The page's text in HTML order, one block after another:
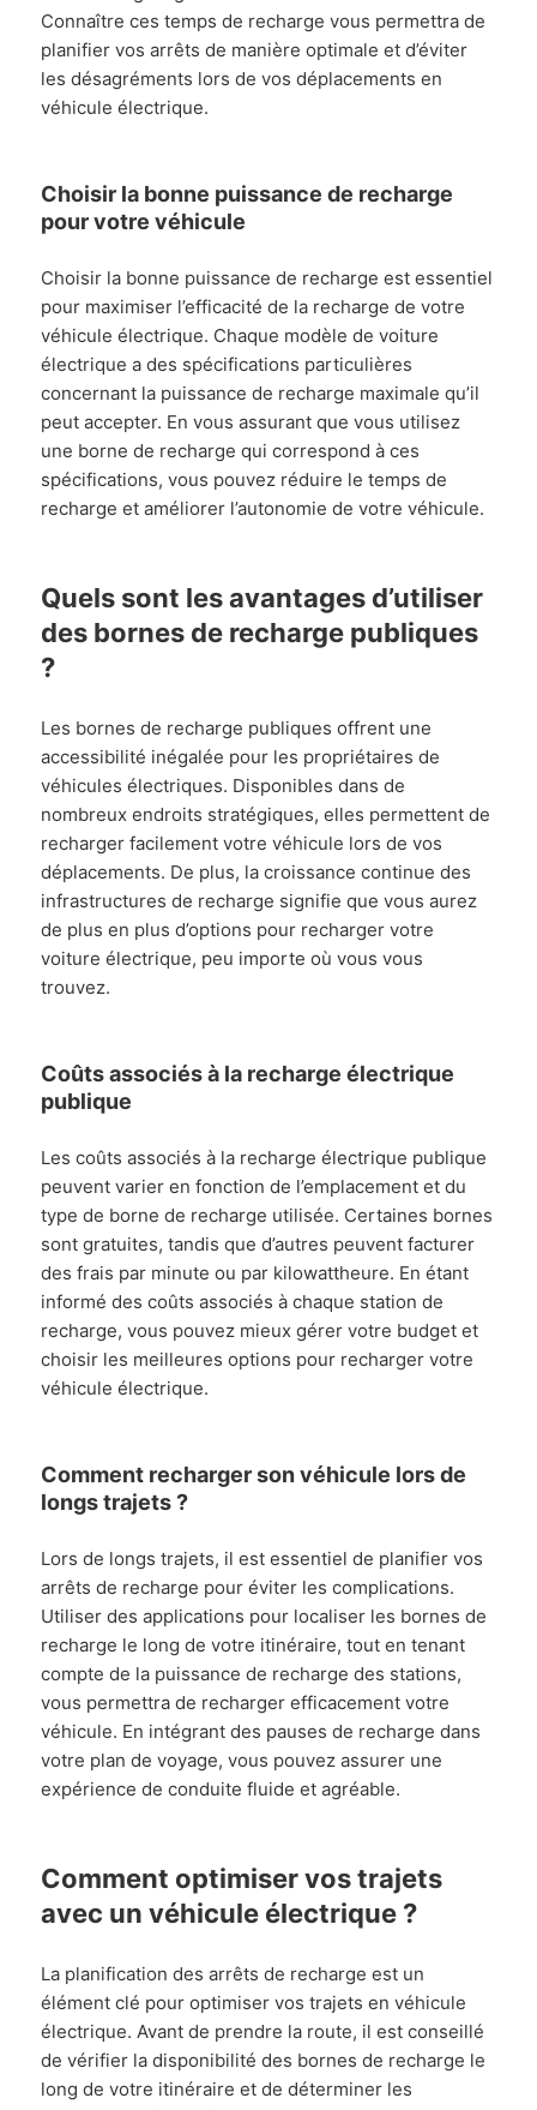
Connaître ces temps de recharge vous permettra de
planifier vos arrêts de manière optimale et d’éviter
les désagréments lors de vos déplacements en
véhicule électrique.
Choisir la bonne puissance de recharge
pour votre véhicule
Choisir la bonne puissance de recharge est essentiel
pour maximiser l’efficacité de la recharge de votre
véhicule électrique. Chaque modèle de voiture
électrique a des spécifications particulières
concernant la puissance de recharge maximale qu’il
peut accepter. En vous assurant que vous utilisez
une borne de recharge qui correspond à ces
spécifications, vous pouvez réduire le temps de
recharge et améliorer l’autonomie de votre véhicule.
Quels sont les avantages d’utiliser
des bornes de recharge publiques
?
Les bornes de recharge publiques offrent une
accessibilité inégalée pour les propriétaires de
véhicules électriques. Disponibles dans de
nombreux endroits stratégiques, elles permettent de
recharger facilement votre véhicule lors de vos
déplacements. De plus, la croissance continue des
infrastructures de recharge signifie que vous aurez
de plus en plus d’options pour recharger votre
voiture électrique, peu importe où vous vous
trouvez.
Coûts associés à la recharge électrique
publique
Les coûts associés à la recharge électrique publique
peuvent varier en fonction de l’emplacement et du
type de borne de recharge utilisée. Certaines bornes
sont gratuites, tandis que d’autres peuvent facturer
des frais par minute ou par kilowattheure. En étant
informé des coûts associés à chaque station de
recharge, vous pouvez mieux gérer votre budget et
choisir les meilleures options pour recharger votre
véhicule électrique.
Comment recharger son véhicule lors de
longs trajets ?
Lors de longs trajets, il est essentiel de planifier vos
arrêts de recharge pour éviter les complications.
Utiliser des applications pour localiser les bornes de
recharge le long de votre itinéraire, tout en tenant
compte de la puissance de recharge des stations,
vous permettra de recharger efficacement votre
véhicule. En intégrant des pauses de recharge dans
votre plan de voyage, vous pouvez assurer une
expérience de conduite fluide et agréable.
Comment optimiser vos trajets
avec un véhicule électrique ?
La planification des arrêts de recharge est un
élément clé pour optimiser vos trajets en véhicule
électrique. Avant de prendre la route, il est conseillé
de vérifier la disponibilité des bornes de recharge le
long de votre itinéraire et de déterminer les